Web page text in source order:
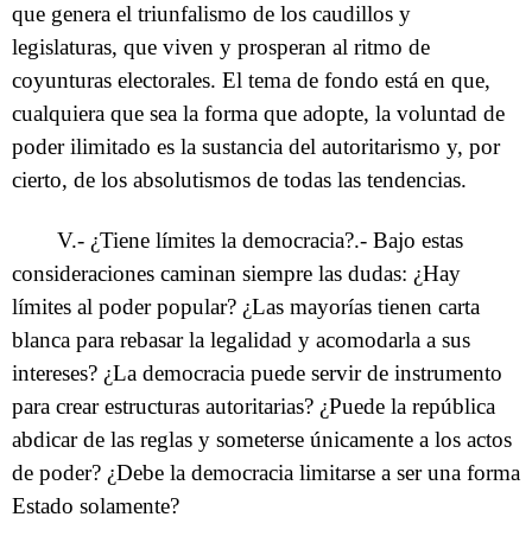
que genera el triunfalismo de los caudillos y
legislaturas, que viven y prosperan al ritmo de
coyunturas electorales. El tema de fondo está en que,
cualquiera que sea la forma que adopte, la voluntad de
poder ilimitado es la sustancia del autoritarismo y, por
cierto, de los absolutismos de todas las tendencias.
V.- ¿Tiene límites la democracia?.- Bajo estas
consideraciones caminan siempre las dudas: ¿Hay
límites al poder popular? ¿Las mayorías tienen carta
blanca para rebasar la legalidad y acomodarla a sus
intereses? ¿La democracia puede servir de instrumento
para crear estructuras autoritarias? ¿Puede la república
abdicar de las reglas y someterse únicamente a los actos
de poder? ¿Debe la democracia limitarse a ser una forma
Estado solamente?